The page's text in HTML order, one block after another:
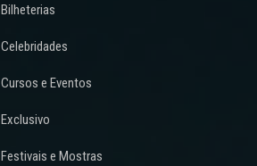
Bilheterias
Celebridades
Cursos e Eventos
Exclusivo
Festivais e Mostras